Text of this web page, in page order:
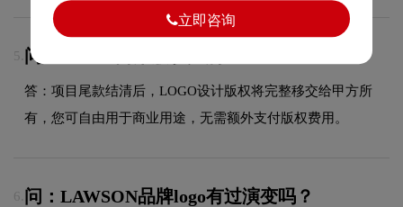
5. 问：LOGO商用版权归属？
答：项目尾款结清后，LOGO设计版权将完整移交给甲方所
有，您可自由用于商业用途，无需额外支付版权费用。
6. 问：LAWSON品牌logo有过演变吗？
立即咨询